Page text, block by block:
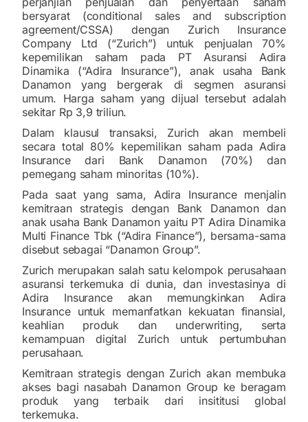
bersyarat (conditional sales and subscription
agreement/CSSA) dengan Zurich Insurance
Company Ltd (“Zurich”) untuk penjualan 70%
kepemilikan saham pada PT Asuransi Adira
Dinamika (“Adira Insurance”), anak usaha Bank
Danamon yang bergerak di segmen asuransi
umum. Harga saham yang dijual tersebut adalah
sekitar Rp 3,9 triliun.
Dalam klausul transaksi, Zurich akan membeli
secara total 80% kepemilikan saham pada Adira
Insurance dari Bank Danamon (70%) dan
pemegang saham minoritas (10%).
Pada saat yang sama, Adira Insurance menjalin
kemitraan strategis dengan Bank Danamon dan
anak usaha Bank Danamon yaitu PT Adira Dinamika
Multi Finance Tbk (“Adira Finance”), bersama-sama
disebut sebagai “Danamon Group”.
Zurich merupakan salah satu kelompok perusahaan
asuransi terkemuka di dunia, dan investasinya di
Adira Insurance akan memungkinkan Adira
Insurance untuk memanfatkan kekuatan finansial,
keahlian produk dan underwriting, serta
kemampuan digital Zurich untuk pertumbuhan
perusahaan.
Kemitraan strategis dengan Zurich akan membuka
akses bagi nasabah Danamon Group ke beragam
produk yang terbaik dari insititusi global
terkemuka.